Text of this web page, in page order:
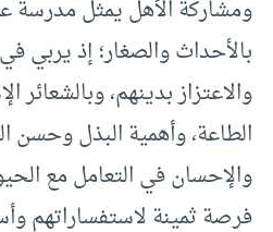
ومشاركة الأهل يمثل مدرسة
بالأحداث والصغار؛ إذ يربي
والاعتزاز بدينهم، وبالشعائر
الطاعة، وأهمية البذل وحسن
والإحسان في التعامل مع
فرصة ثمينة لاستفساراتهم